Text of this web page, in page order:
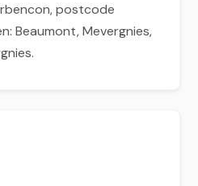
postcode
Beaumont, Mevergnies,